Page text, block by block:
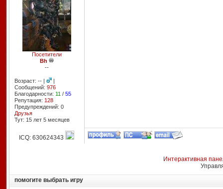
Посетители
Bh
--
Возраст: -- |
|
Сообщений: 976
Благодарности: 11 / 55
Репутация: 128
Предупреждений: 0
Друзья
Тут: 15 лет 5 месяцев
ICQ: 630624343
Интерактивная
помогите выбрать игру